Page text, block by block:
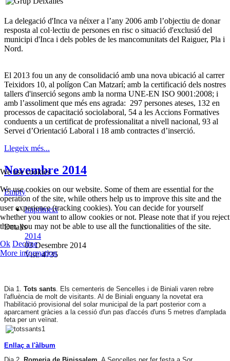
La delegació d'Inca va néixer a l’any 2006 amb l’objectiu de donar
resposta al col·lectiu de persones en risc o situació d'exclusió del
municipi d'Inca i dels pobles de les mancomunitats del Raiguer, Pla i
Nord.
El 2013 fou un any de consolidació amb una nova ubicació al carrer
Teixidors 10, al polígon Can Matzarí; amb la certificació dels nostres
tallers d'inserció segons amb la norma UNE-EN ISO 9001:2008; i
amb l’assoliment que més ens agrada: 297 persones ateses, 132 en
processos de capacitació sociolaboral, 54 a les Accions Formatives
conduents a un certificat de professionalitat a nivell nacional, 93 al
Servei d’Orientació Laboral i 18 amb contractes d’inserció.
Llegeix més...
Novembre 2014
Empty
Imprimeix
Detalls
2014
03 Desembre 2014
Vist: 4735
Dia 1. Tots sants. Els cementeris de Sencelles i de Biniali varen rebre
l'afluència de molt de visitants. Al de Biniali enguany la novetat era
l'habilitació provisional del solar municipal de la part posterior com a
aparcament gràcies a la cessió d'un pas d'accés d'uns 5 metres d'amplada
feta per un veïnat.
Enllaç a l'àlbum
We use cookies
We use cookies on our website. Some of them are essential for the
operation of the site, while others help us to improve this site and the
user experience (tracking cookies). You can decide for yourself
whether you want to allow cookies or not. Please note that if you reject
them, you may not be able to use all the functionalities of the site.
Ok Decline
More information